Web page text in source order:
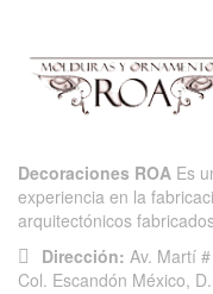
Decoraciones ROA Es
experiencia en la
arquitectónicos
Dirección: Av. Martí
Col. Escandón México,